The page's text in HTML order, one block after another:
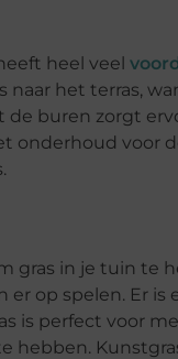
heel veel
naar het terras,
buren zorgt
onderhoud voor
gras in je tuin te
er op spelen. Er
is perfect voor
hebben.